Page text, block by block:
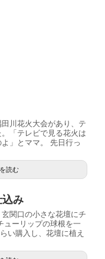
川花火大会があり、テ
「テレビで見る花火は
」とママ。 先日行っ
読む
込み
関口の小さな花壇にチ
ューリップの球根を一
い購入し、花壇に植え